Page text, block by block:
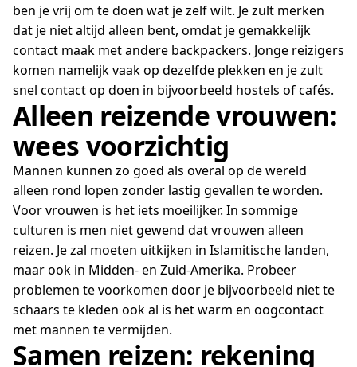
ben je vrij om te doen wat je zelf wilt. Je zult merken
dat je niet altijd alleen bent, omdat je gemakkelijk
contact maak met andere backpackers. Jonge reizigers
komen namelijk vaak op dezelfde plekken en je zult
snel contact op doen in bijvoorbeeld hostels of cafés.
Alleen reizende vrouwen:
wees voorzichtig
Mannen kunnen zo goed als overal op de wereld
alleen rond lopen zonder lastig gevallen te worden.
Voor vrouwen is het iets moeilijker. In sommige
culturen is men niet gewend dat vrouwen alleen
reizen. Je zal moeten uitkijken in Islamitische landen,
maar ook in Midden- en Zuid-Amerika. Probeer
problemen te voorkomen door je bijvoorbeeld niet te
schaars te kleden ook al is het warm en oogcontact
met mannen te vermijden.
Samen reizen: rekening